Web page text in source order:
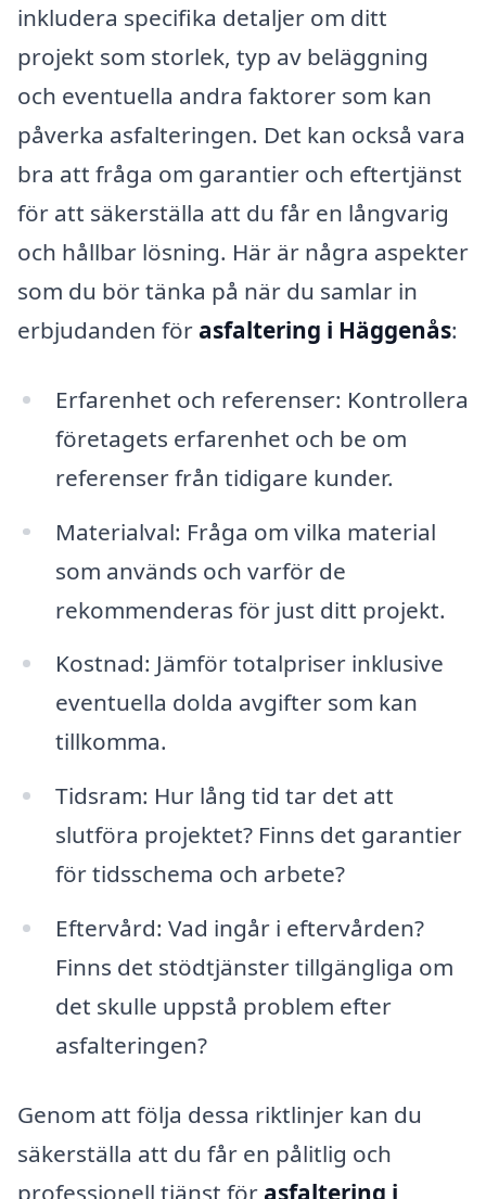
inkludera specifika detaljer om ditt
projekt som storlek, typ av beläggning
och eventuella andra faktorer som kan
påverka asfalteringen. Det kan också vara
bra att fråga om garantier och eftertjänst
för att säkerställa att du får en långvarig
och hållbar lösning. Här är några aspekter
som du bör tänka på när du samlar in
erbjudanden för asfaltering i Häggenås:
Erfarenhet och referenser: Kontrollera
företagets erfarenhet och be om
referenser från tidigare kunder.
Materialval: Fråga om vilka material
som används och varför de
rekommenderas för just ditt projekt.
Kostnad: Jämför totalpriser inklusive
eventuella dolda avgifter som kan
tillkomma.
Tidsram: Hur lång tid tar det att
slutföra projektet? Finns det garantier
för tidsschema och arbete?
Eftervård: Vad ingår i eftervården?
Finns det stödtjänster tillgängliga om
det skulle uppstå problem efter
asfalteringen?
Genom att följa dessa riktlinjer kan du
säkerställa att du får en pålitlig och
professionell tjänst för asfaltering i